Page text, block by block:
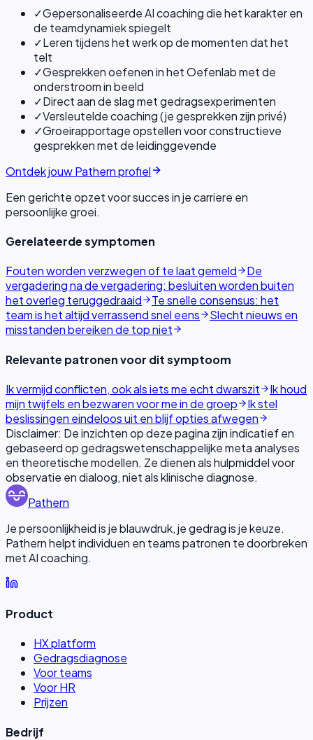
✓Gepersonaliseerde AI coaching die het karakter en
de teamdynamiek spiegelt
✓Leren tijdens het werk op de momenten dat het
telt
✓Gesprekken oefenen in het Oefenlab met de
onderstroom in beeld
✓Direct aan de slag met gedragsexperimenten
✓Versleutelde coaching (je gesprekken zijn privé)
✓Groeirapportage opstellen voor constructieve
gesprekken met de leidinggevende
Ontdek jouw Pathern profiel
Een gerichte opzet voor succes in je carriere en
persoonlijke groei.
Gerelateerde symptomen
Fouten worden verzwegen of te laat gemeld
De
vergadering na de vergadering: besluiten worden buiten
het overleg teruggedraaid
Te snelle consensus: het
team is het altijd verrassend snel eens
Slecht nieuws en
misstanden bereiken de top niet
Relevante patronen voor dit symptoom
Ik vermijd conflicten, ook als iets me echt dwarszit
Ik houd
mijn twijfels en bezwaren voor me in de groep
Ik stel
beslissingen eindeloos uit en blijf opties afwegen
Disclaimer: De inzichten op deze pagina zijn indicatief en
gebaseerd op gedragswetenschappelijke meta analyses
en theoretische modellen. Ze dienen als hulpmiddel voor
observatie en dialoog, niet als klinische diagnose.
Pathern
Je persoonlijkheid is je blauwdruk, je gedrag is je keuze.
Pathern helpt individuen en teams patronen te doorbreken
met AI coaching.
Product
HX platform
Gedragsdiagnose
Voor teams
Voor HR
Prijzen
Bedrijf